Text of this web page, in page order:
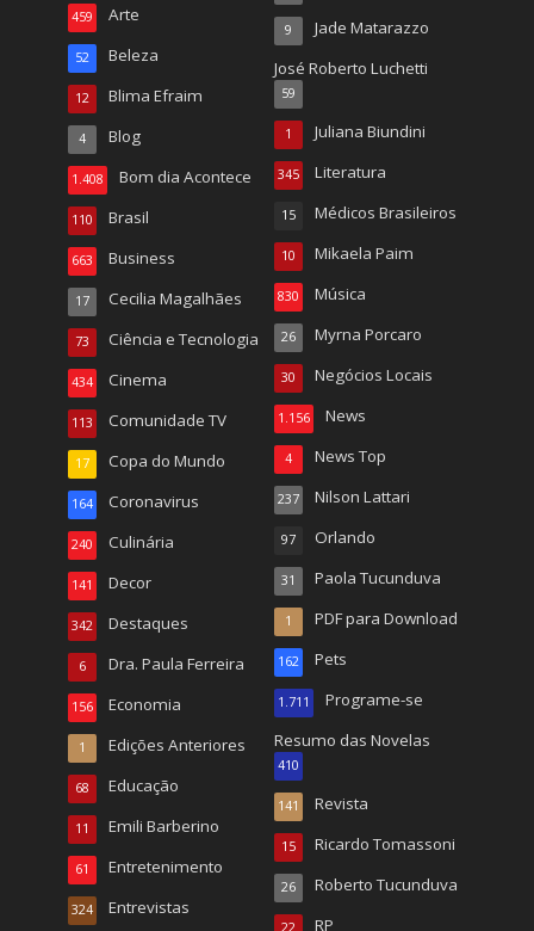
Arte
459
Beleza
52
Blima Efraim
12
Blog
4
Bom dia Acontece
1.408
Brasil
110
Business
663
Cecilia Magalhães
17
Ciência e Tecnologia
73
Cinema
434
Comunidade TV
113
Copa do Mundo
17
Coronavirus
164
Culinária
240
Decor
141
Destaques
342
Dra. Paula Ferreira
6
Economia
156
Edições Anteriores
1
Educação
68
Emili Barberino
11
Entretenimento
61
Entrevistas
324
Jade Matarazzo
9
José Roberto Luchetti
59
Juliana Biundini
1
Literatura
345
Médicos Brasileiros
15
Mikaela Paim
10
Música
830
Myrna Porcaro
26
Negócios Locais
30
News
1.156
News Top
4
Nilson Lattari
237
Orlando
97
Paola Tucunduva
31
PDF para Download
1
Pets
162
Programe-se
1.711
Resumo das Novelas
410
Revista
141
Ricardo Tomassoni
15
Roberto Tucunduva
26
RP
22